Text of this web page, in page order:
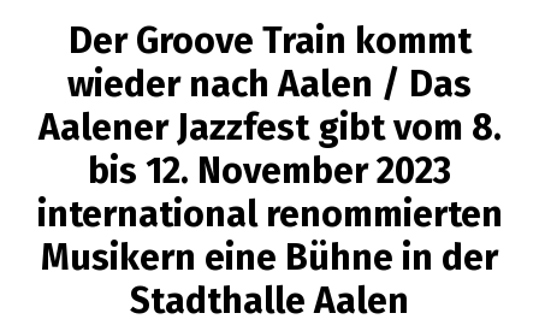
Der Groove Train kommt
wieder nach Aalen / Das
Aalener Jazzfest gibt vom 8.
bis 12. November 2023
international renommierten
Musikern eine Bühne in der
Stadthalle Aalen